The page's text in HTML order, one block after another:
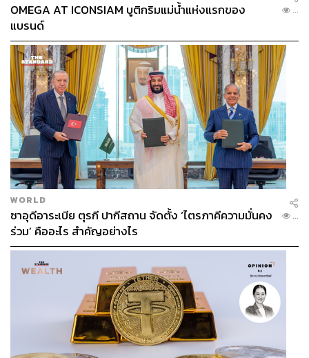
OMEGA AT ICONSIAM บูติกริมแม่น้ำแห่งแรกของ
แบรนด์
...
WORLD
ซาอุดีอาระเบีย ตุรกี ปากีสถาน จัดตั้ง ‘ไตรภาคีความมั่นคง
ร่วม’ คืออะไร สำคัญอย่างไร
...